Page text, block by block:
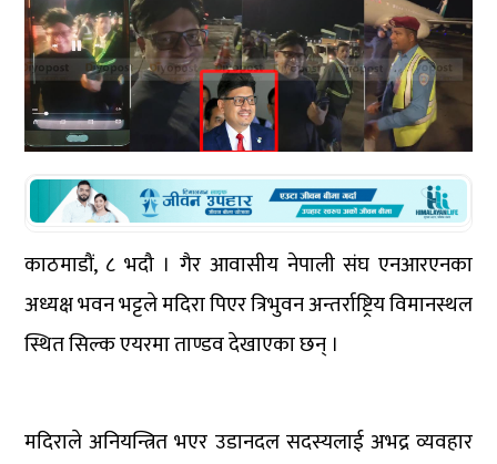
काठमाडौं, ८ भदौ । गैर आवासीय नेपाली संघ एनआरएनका
अध्यक्ष भवन भट्टले मदिरा पिएर त्रिभुवन अन्तर्राष्ट्रिय विमानस्थल
स्थित सिल्क एयरमा ताण्डव देखाएका छन् ।
मदिराले अनियन्त्रित भएर उडानदल सदस्यलाई अभद्र व्यवहार